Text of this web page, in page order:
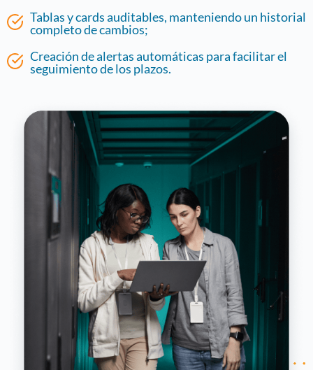
Tablas y cards auditables, manteniendo un historial
completo de cambios;
Creación de alertas automáticas para facilitar el
seguimiento de los plazos.